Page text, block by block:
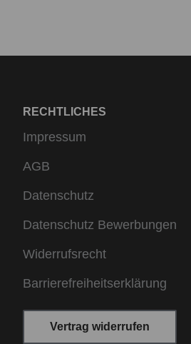
RECHTLICHES
Impressum
AGB
Datenschutz
Datenschutz Bewerbungen
Widerrufsrecht
Barrierefreiheitserklärung
Vertrag widerrufen